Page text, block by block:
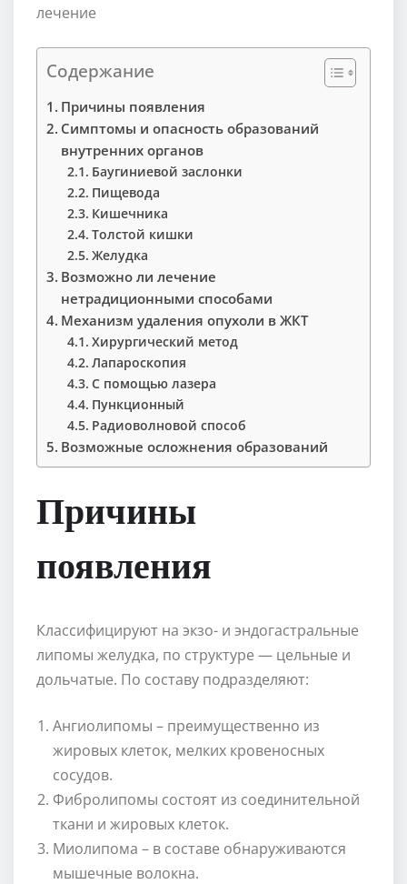
Содержание
Причины появления
Симптомы и опасность образований
внутренних органов
Баугиниевой заслонки
Пищевода
Кишечника
Толстой кишки
Желудка
Возможно ли лечение
нетрадиционными способами
Механизм удаления опухоли в ЖКТ
Хирургический метод
Лапароскопия
С помощью лазера
Пункционный
Радиоволновой способ
Возможные осложнения образований
Причины
появления
Классифицируют на экзо- и эндогастральные
липомы желудка, по структуре — цельные и
дольчатые. По составу подразделяют:
Ангиолипомы – преимущественно из
жировых клеток, мелких кровеносных
сосудов.
Фибролипомы состоят из соединительной
ткани и жировых клеток.
Миолипома – в составе обнаруживаются
мышечные волокна.